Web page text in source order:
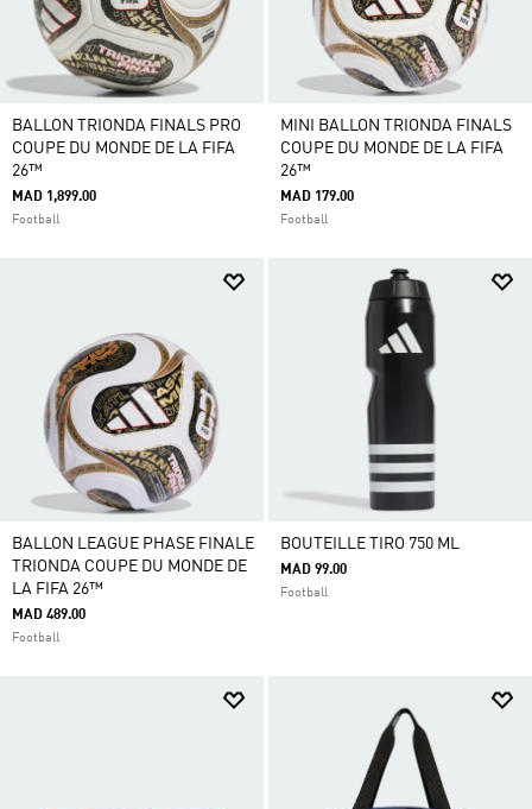
BALLON TRIONDA FINALS PRO
COUPE DU MONDE DE LA FIFA
26™
MAD 1,899.00
Football
MINI BALLON TRIONDA FINALS
COUPE DU MONDE DE LA FIFA
26™
MAD 179.00
Football
BALLON LEAGUE PHASE FINALE
TRIONDA COUPE DU MONDE DE
LA FIFA 26™
MAD 489.00
Football
BOUTEILLE TIRO 750 ML
MAD 99.00
Football